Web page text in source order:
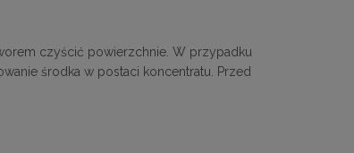
czyścić powierzchnie. W przypadku
środka w postaci koncentratu. Przed